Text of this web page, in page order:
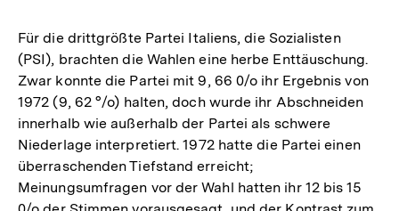
Für die drittgrößte Partei Italiens, die Sozialisten
(PSI), brachten die Wahlen eine herbe Enttäuschung.
Zwar konnte die Partei mit 9, 66 0/o ihr Ergebnis von
1972 (9, 62 °/o) halten, doch wurde ihr Abschneiden
innerhalb wie außerhalb der Partei als schwere
Niederlage interpretiert. 1972 hatte die Partei einen
überraschenden Tiefstand erreicht;
Meinungsumfragen vor der Wahl hatten ihr 12 bis 15